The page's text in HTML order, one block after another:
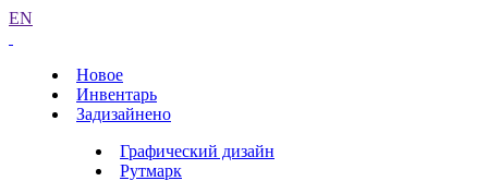
EN
Новое
Инвентарь
Задизайнено
Графический дизайн
Рутмарк